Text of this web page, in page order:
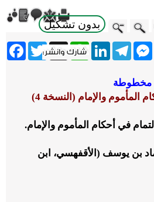
بدون تشكيل
Twitter X
WhatsApp
LinkedInTelegram
Messenger
مخطوطة
المأموم والإمام (النسخة 4)
في أحكام المأموم والإمام.
بن يوسف (الأقفهسي، ابن